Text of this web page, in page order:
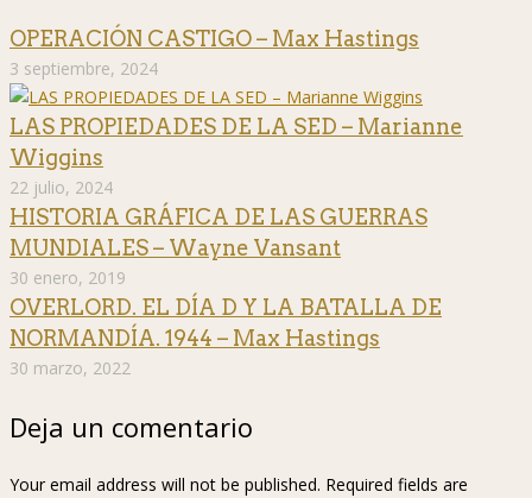
OPERACIÓN CASTIGO – Max Hastings
3 septiembre, 2024
LAS PROPIEDADES DE LA SED – Marianne
Wiggins
22 julio, 2024
HISTORIA GRÁFICA DE LAS GUERRAS
MUNDIALES – Wayne Vansant
30 enero, 2019
OVERLORD. EL DÍA D Y LA BATALLA DE
NORMANDÍA. 1944 – Max Hastings
30 marzo, 2022
Deja un comentario
Your email address will not be published. Required fields are